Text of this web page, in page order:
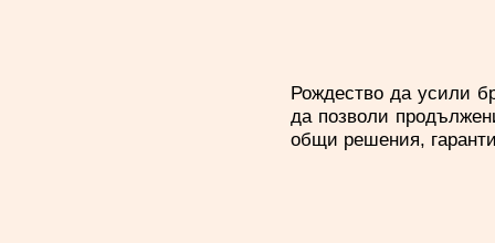
Рождество да усили
да позволи
общи решения,